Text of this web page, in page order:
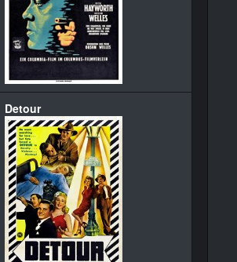
Detour